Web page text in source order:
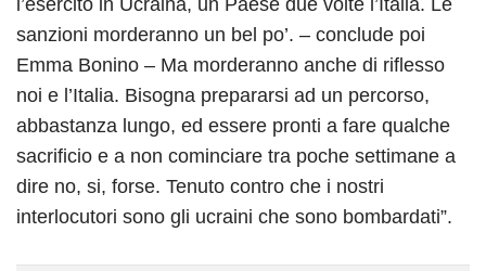
sanzioni morderanno un bel po’. – conclude poi
Emma Bonino – Ma morderanno anche di riflesso
noi e l’Italia. Bisogna prepararsi ad un percorso,
abbastanza lungo, ed essere pronti a fare qualche
sacrificio e a non cominciare tra poche settimane a
dire no, si, forse. Tenuto contro che i nostri
interlocutori sono gli ucraini che sono bombardati”.